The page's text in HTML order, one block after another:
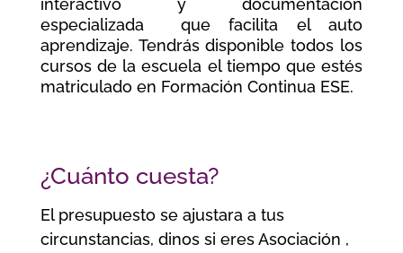
interactivo y documentación
especializada que facilita el auto
aprendizaje. Tendrás disponible todos los
cursos de la escuela el tiempo que estés
matriculado en Formación Continua ESE.
¿Cuánto cuesta?
El presupuesto se ajustara a tus
circunstancias, dinos si eres Asociación ,